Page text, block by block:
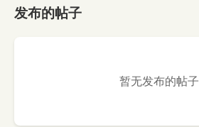
发布的帖子
暂无发布的帖子